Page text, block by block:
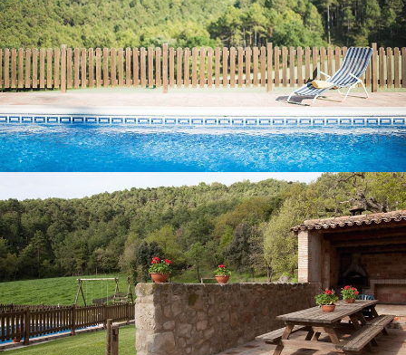
PORXO AMB BARBACOA